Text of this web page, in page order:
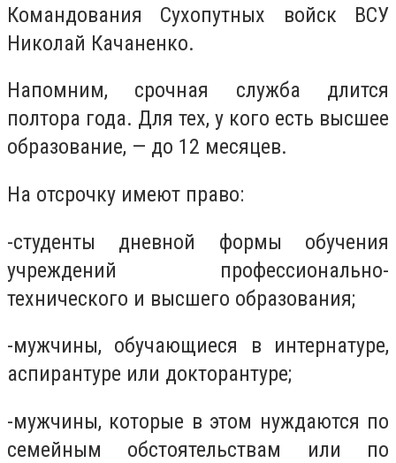
Командования Сухопутных войск ВСУ
Николай Качаненко.
Напомним, срочная служба длится
полтора года. Для тех, у кого есть высшее
образование, — до 12 месяцев.
На отсрочку имеют право:
-студенты дневной формы обучения
учреждений профессионально-
технического и высшего образования;
-мужчины, обучающиеся в интернатуре,
аспирантуре или докторантуре;
-мужчины, которые в этом нуждаются по
семейным обстоятельствам или по